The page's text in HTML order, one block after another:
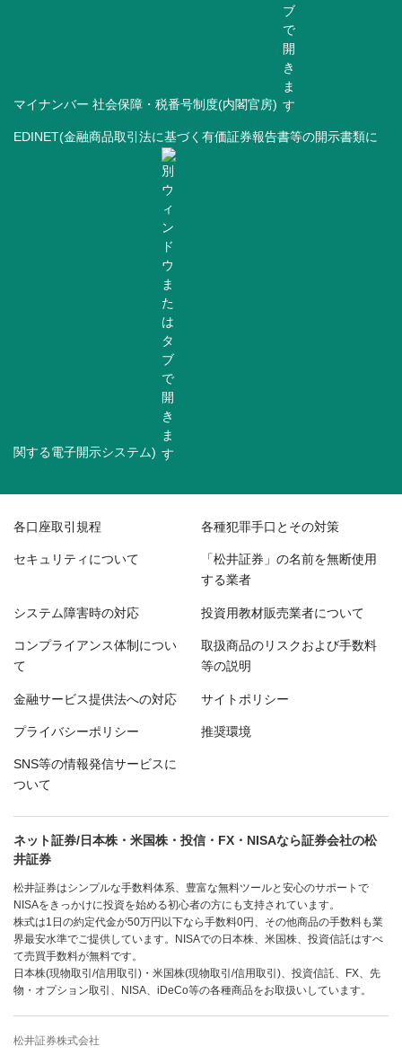
マイナンバー 社会保障・税番号制度(内閣官房)
EDINET(金融商品取引法に基づく有価証券報告書等の開示書類に
関する電子開示システム)
各口座取引規程 各種犯罪手口とその対策
セキュリティについて 「松井証券」の名前を無断使用
する業者
システム障害時の対応 投資用教材販売業者について
コンプライアンス体制につい
て
取扱商品のリスクおよび手数料
等の説明
金融サービス提供法への対応 サイトポリシー
プライバシーポリシー 推奨環境
SNS等の情報発信サービスに
ついて
ネット証券/日本株・米国株・投信・FX・NISAなら証券会社の松
井証券
松井証券はシンプルな手数料体系、豊富な無料ツールと安心のサポートで
NISAをきっかけに投資を始める初心者の方にも支持されています。
株式は1日の約定代金が50万円以下なら手数料0円、その他商品の手数料も業
界最安水準でご提供しています。NISAでの日本株、米国株、投資信託はすべ
て売買手数料が無料です。
日本株(現物取引/信用取引)・米国株(現物取引/信用取引)、投資信託、FX、先
物・オプション取引、NISA、iDeCo等の各種商品をお取扱いしています。
松井証券株式会社